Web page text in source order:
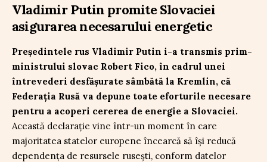
Vladimir Putin promite Slovaciei
asigurarea necesarului energetic
Președintele rus Vladimir Putin i-a transmis prim-
ministrului slovac Robert Fico, în cadrul unei
întrevederi desfășurate sâmbătă la Kremlin, că
Federația Rusă va depune toate eforturile necesare
pentru a acoperi cererea de energie a Slovaciei.
Această declarație vine într-un moment în care
majoritatea statelor europene încearcă să își reducă
dependența de resursele rusești, conform datelor